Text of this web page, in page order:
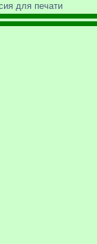
для печати